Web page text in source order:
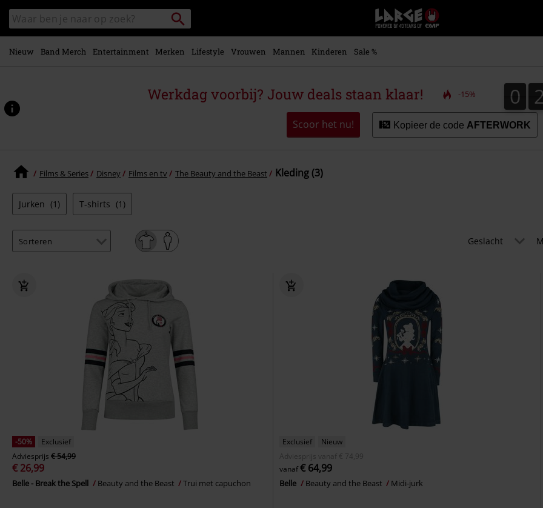
naar
hoofdinhoud
Zoek
in
catalogus
Packstation
zoeken
Large
–
Muziek-,
+
kleding
Nieuw Band Merch Entertainment Merken Lifestyle Vrouwen Mannen Kinderen Sale %
Werkdag voorbij? Jouw deals staan klaar! -15% 0
0
Scoor het nu! Kopieer de code AFTERWORK
Films & Series Disney Films en tv The Beauty and the Beast Kleding (3)
Jurken (1) T-shirts (1)
Geslacht
-50%
Exclusief
Adviesprijs € 54,99
€ 26,99
Belle - Break the Spell Beauty and the Beast Trui met capuchon
Exclusief
Nieuw
Adviesprijs
vanaf € 74,99
vanaf€ 64,99
Belle Beauty and the Beast Midi-jurk